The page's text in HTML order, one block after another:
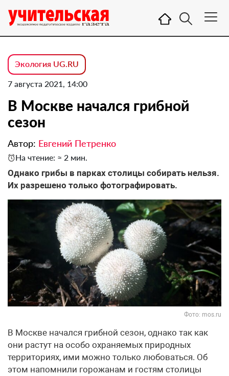
Экология UG.RU
7 августа 2021, 14:00
В Москве начался грибной
сезон
Автор: Евгений Петренко
На чтение: ≈ 2 мин.
Однако грибы в парках столицы собирать нельзя.
Их разрешено только фотографировать.
Фото: mos.ru
В Москве начался грибной сезон, однако так как
они растут на особо охраняемых природных
территориях, ими можно только любоваться. Об
этом напомнили горожанам и гостям столицы